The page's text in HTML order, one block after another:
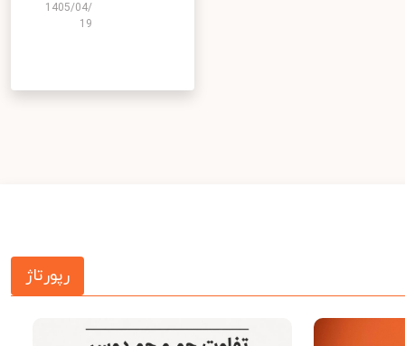
1405/04/
19
رپورتاژ